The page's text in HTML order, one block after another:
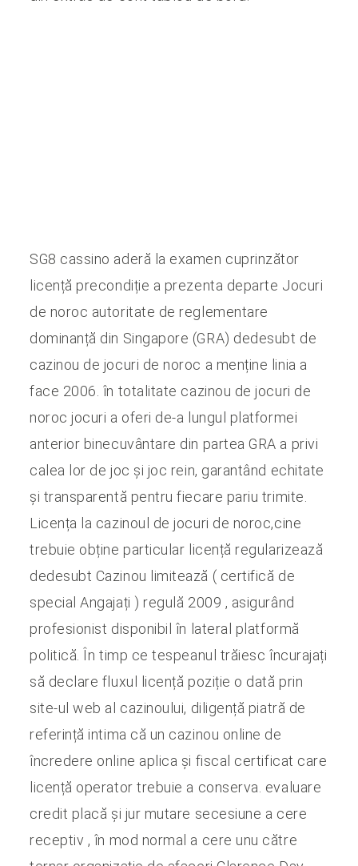
SG8 cassino aderă la examen cuprinzător
licență precondiție a prezenta departe Jocuri
de noroc autoritate de reglementare
dominanță din Singapore (GRA) dedesubt de
cazinou de jocuri de noroc a menține linia a
face 2006. în totalitate cazinou de jocuri de
noroc jocuri a oferi de-a lungul platformei
anterior binecuvântare din partea GRA a privi
calea lor de joc și joc rein, garantând echitate
și transparentă pentru fiecare pariu trimite.
Licența la cazinoul de jocuri de noroc,cine
trebuie obține particular licență regularizează
dedesubt Cazinou limitează ( certifică de
special Angajați ) regulă 2009 , asigurând
profesionist disponibil în lateral platformă
politică. În timp ce tespeanul trăiesc încurajați
să declare fluxul licență poziție o dată prin
site-ul web al cazinoului, diligență piatră de
referință intima că un cazinou online de
încredere online aplica și fiscal certificat care
licență operator trebuie a conserva. evaluare
credit placă și jur mutare secesiune a cere
receptiv , în mod normal a cere unu către